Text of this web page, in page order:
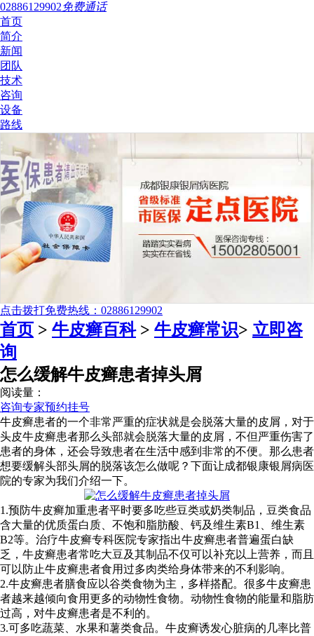
02886129902免费通话
首页
简介
新闻
团队
技术
咨询
设备
路线
点击拨打免费热线：02886129902
首页 > 牛皮癣百科> 牛皮癣常识> 立即咨
询
怎么缓解牛皮癣患者掉头屑
阅读量：
咨询专家预约挂号
牛皮癣患者的一个非常严重的症状就是会脱落大量的皮屑，对于
头皮牛皮癣患者那么头部就会脱落大量的皮屑，不但严重伤害了
患者的身体，还会导致患者在生活中感到非常的不便。那么患者
想要缓解头部头屑的脱落该怎么做呢？下面让成都银康银屑病医
院的专家为我们介绍一下。
1.预防牛皮癣加重患者平时要多吃些豆类或奶类制品，豆类食品
含大量的优质蛋白质、不饱和脂肪酸、钙及维生素B1、维生素
B2等。治疗牛皮癣专科医院专家指出牛皮癣患者普遍蛋白缺
乏，牛皮癣患者常吃大豆及其制品不仅可以补充以上营养，而且
可以防止牛皮癣患者食用过多肉类给身体带来的不利影响。
2.牛皮癣患者膳食应以谷类食物为主，多样搭配。很多牛皮癣患
者越来越倾向食用更多的动物性食物。动物性食物的能量和脂肪
过高，对牛皮癣患者是不利的。
3.可多吃蔬菜、水果和薯类食品。牛皮癣诱发心脏病的几率比普